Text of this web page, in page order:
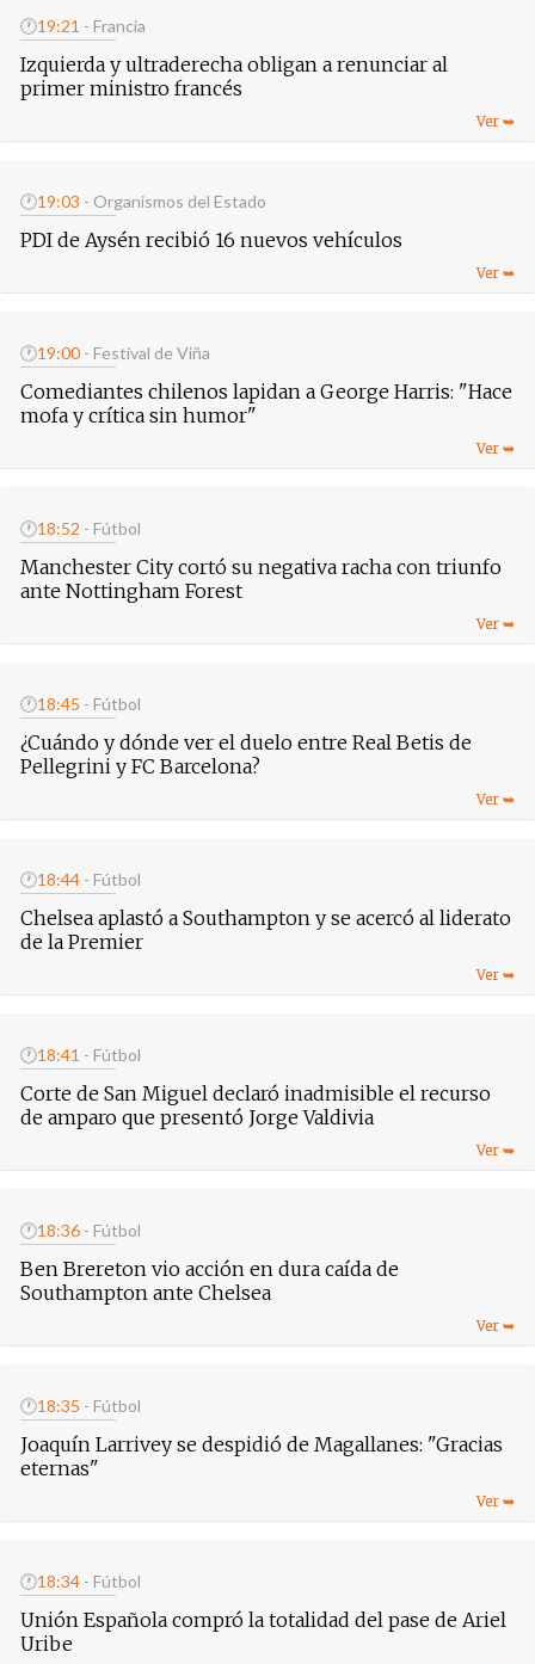
🕐19:21 - Francia
Izquierda y ultraderecha obligan a renunciar al
primer ministro francés
🕐19:03 - Organismos del Estado
PDI de Aysén recibió 16 nuevos vehículos
🕐19:00 - Festival de Viña
Comediantes chilenos lapidan a George Harris: "Hace
mofa y crítica sin humor"
🕐18:52 - Fútbol
Manchester City cortó su negativa racha con triunfo
ante Nottingham Forest
🕐18:45 - Fútbol
¿Cuándo y dónde ver el duelo entre Real Betis de
Pellegrini y FC Barcelona?
🕐18:44 - Fútbol
Chelsea aplastó a Southampton y se acercó al liderato
de la Premier
🕐18:41 - Fútbol
Corte de San Miguel declaró inadmisible el recurso
de amparo que presentó Jorge Valdivia
🕐18:36 - Fútbol
Ben Brereton vio acción en dura caída de
Southampton ante Chelsea
🕐18:35 - Fútbol
Joaquín Larrivey se despidió de Magallanes: "Gracias
eternas"
🕐18:34 - Fútbol
Unión Española compró la totalidad del pase de Ariel
Uribe